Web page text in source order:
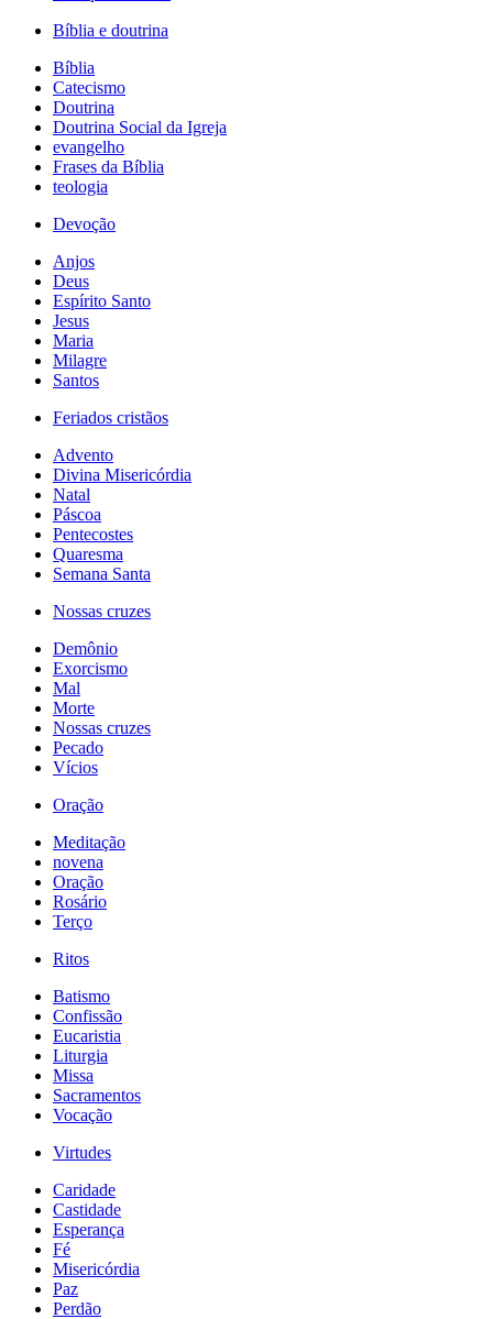
Bíblia e doutrina
Bíblia
Catecismo
Doutrina
Doutrina Social da Igreja
evangelho
Frases da Bíblia
teologia
Devoção
Anjos
Deus
Espírito Santo
Jesus
Maria
Milagre
Santos
Feriados cristãos
Advento
Divina Misericórdia
Natal
Páscoa
Pentecostes
Quaresma
Semana Santa
Nossas cruzes
Demônio
Exorcismo
Mal
Morte
Nossas cruzes
Pecado
Vícios
Oração
Meditação
novena
Oração
Rosário
Terço
Ritos
Batismo
Confissão
Eucaristia
Liturgia
Missa
Sacramentos
Vocação
Virtudes
Caridade
Castidade
Esperança
Fé
Misericórdia
Paz
Perdão